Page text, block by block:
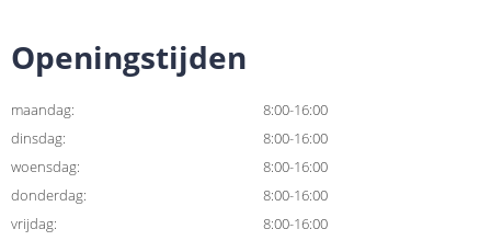
Openingstijden
maandag:
8:00-16:00
dinsdag:
8:00-16:00
woensdag:
8:00-16:00
donderdag:
8:00-16:00
vrijdag:
8:00-16:00